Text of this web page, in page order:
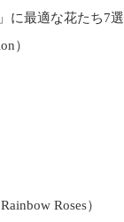
に最適な花たち7選
）
Roses）